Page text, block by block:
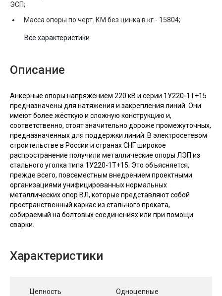
ЭСП;
Масса опоры по черт. КМ без цинка в кг - 15804;
Все характеристики
Описание
Анкерные опоры напряжением 220 кВ и серии 1У220-1T+15
предназначены для натяжения и закрепления линий. Они
имеют более жёсткую и сложную конструкцию и,
соответственно, стоят значительно дороже промежуточных,
предназначенных для поддержки линий. В электросетевом
строительстве в России и странах СНГ широкое
распространение получили металлические опоры ЛЭП из
стального уголка типа 1У220-1T+15. Это объясняется,
прежде всего, повсеместным внедрением проектными
организациями унифицированных нормальных
металлических опор ВЛ, которые представляют собой
пространственный каркас из стального проката,
собираемый на болтовых соединениях или при помощи
сварки.
Характеристики
Цепность Одноцепные